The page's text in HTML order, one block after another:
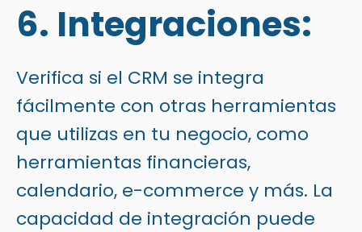
6. Integraciones:
Verifica si el CRM se integra
fácilmente con otras herramientas
que utilizas en tu negocio, como
herramientas financieras,
calendario, e-commerce y más. La
capacidad de integración puede